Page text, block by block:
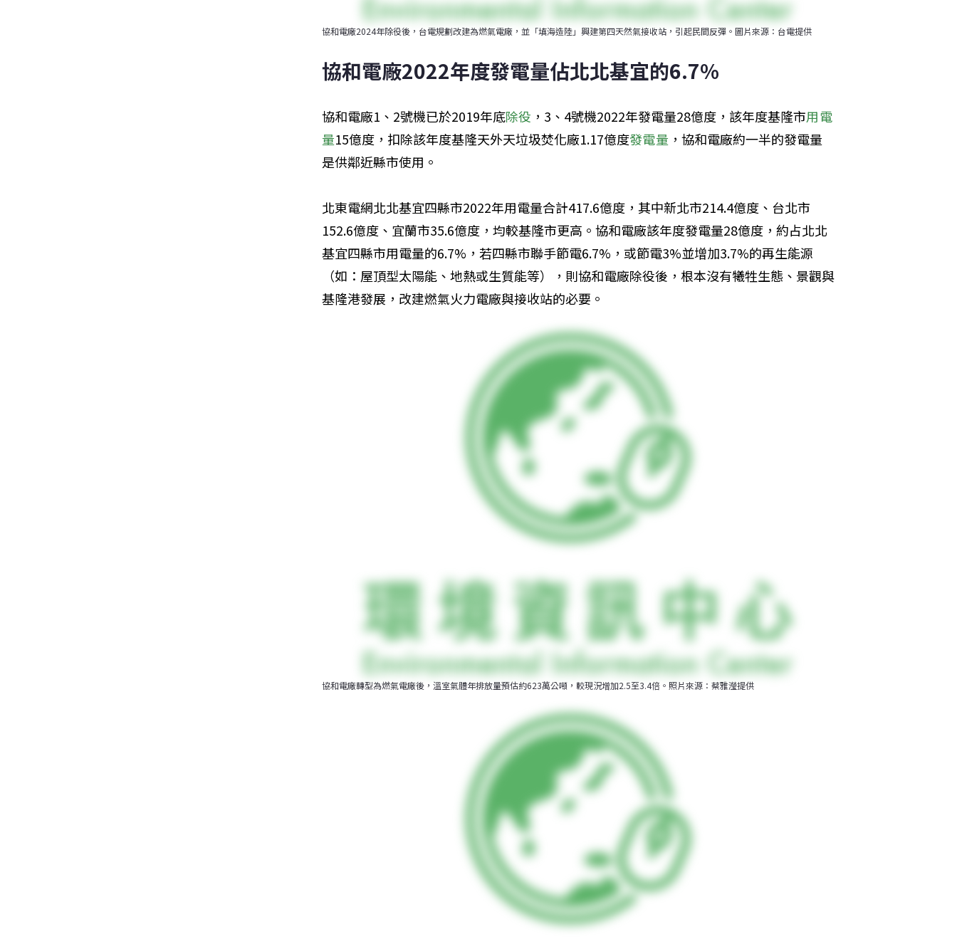
協和電廠2024年除役後，台電規劃改建為燃氣電廠，並「填海造陸」興建第四天然氣接收站，引起民間反彈。圖片來源：台電提供
協和電廠2022年度發電量佔北北基宜的6.7%
協和電廠1、2號機已於2019年底除役 ，3、4號機2022年發電量28億度，該年度基隆市用電
量15億度，扣除該年度基隆天外天垃圾焚化廠1.17億度發電量 ，協和電廠約一半的發電量
是供鄰近縣市使用。
北東電網北北基宜四縣市2022年用電量合計417.6億度，其中新北市214.4億度、台北市
152.6億度、宜蘭市35.6億度，均較基隆市更高。協和電廠該年度發電量28億度，約占北北
基宜四縣市用電量的6.7%，若四縣市聯手節電6.7%，或節電3%並增加3.7%的再生能源
（如：屋頂型太陽能、地熱或生質能等），則協和電廠除役後，根本沒有犧牲生態、景觀與
基隆港發展，改建燃氣火力電廠與接收站的必要。
協和電廠轉型為燃氣電廠後，溫室氣體年排放量預估約623萬公噸，較現況增加2.5至3.4倍。照片來源：蔡雅瀅提供